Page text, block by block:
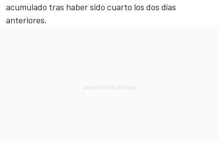
acumulado tras haber sido cuarto los dos días
anteriores.